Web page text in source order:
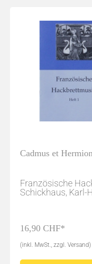
Cadmus et
Französische
Schickhaus, Karl-
16,90 CHF*
(inkl. MwSt., zzgl. Versand)